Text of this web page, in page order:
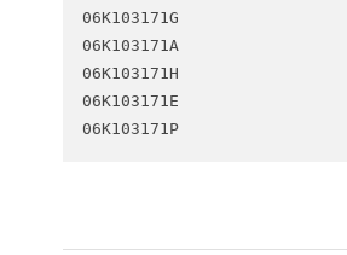
06K103171G
06K103171A
06K103171H
06K103171E
06K103171P